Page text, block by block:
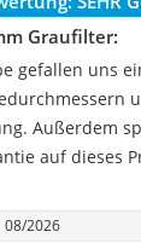
Graufilter:
gefallen uns
Außerdem
auf dieses
08/2026